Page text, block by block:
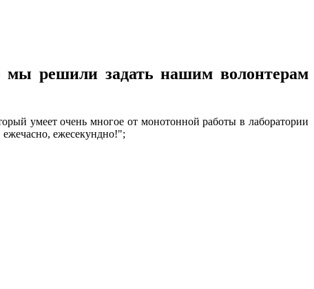
мы решили задать нашим волонтерам
умеет очень многое от монотонной работы в лаборатории
ежечасно, ежесекундно!";